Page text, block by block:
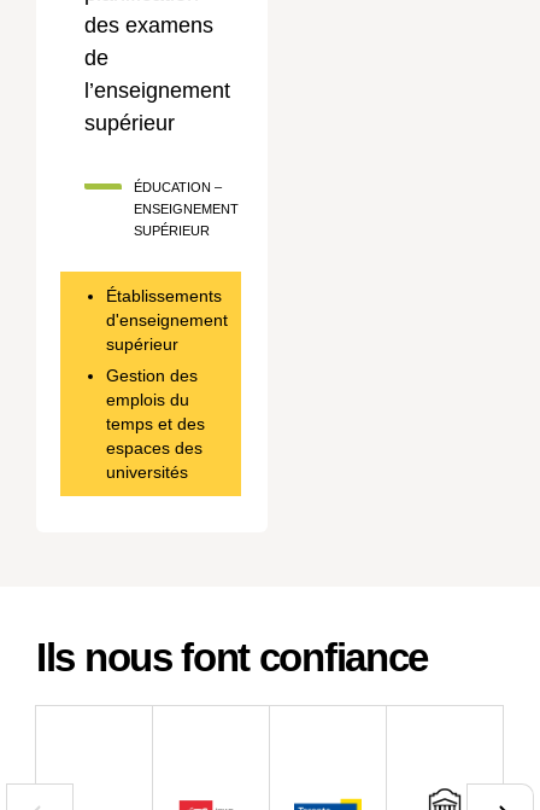
des examens
de
l’enseignement
supérieur
ÉDUCATION –
ENSEIGNEMENT
SUPÉRIEUR
Établissements
d'enseignement
supérieur
Gestion des
emplois du
temps et des
espaces des
universités
Ils nous font confiance